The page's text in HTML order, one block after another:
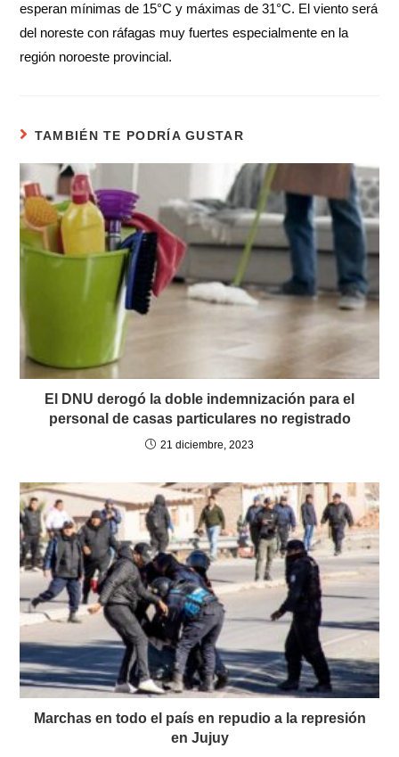
esperan mínimas de 15°C y máximas de 31°C. El viento será
del noreste con ráfagas muy fuertes especialmente en la
región noroeste provincial.
TAMBIÉN TE PODRÍA GUSTAR
El DNU derogó la doble indemnización para el
personal de casas particulares no registrado
21 diciembre, 2023
Marchas en todo el país en repudio a la represión
en Jujuy